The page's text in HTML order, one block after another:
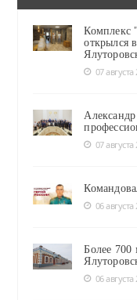
Комплекс
открылся
07 августа
07 августа
06 августа
Более 700
06 августа